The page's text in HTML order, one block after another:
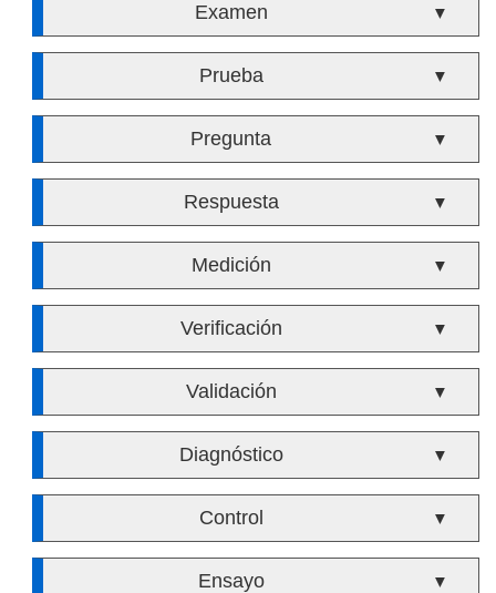
Examen ▼
Prueba ▼
Pregunta ▼
Respuesta ▼
Medición ▼
Verificación ▼
Validación ▼
Diagnóstico ▼
Control ▼
Ensayo ▼